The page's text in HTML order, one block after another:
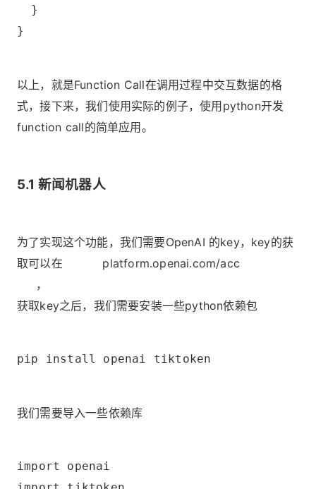
  }
}
以上，就是Function Call在调用过程中交互数据的格
式，接下来，我们使用实际的例子，使用python开发
function call的简单应用。
5.1 新闻机器人
为了实现这个功能，我们需要OpenAI 的key，key的获
取可以在
platform.openai.com/acc
，
获取key之后，我们需要安装一些python依赖包
pip install openai tiktoken
我们需要导入一些依赖库
import openai